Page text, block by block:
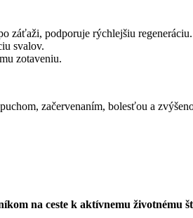
záťaži, podporuje rýchlejšiu regeneráciu.
svalov.
zotaveniu.
začervenaním, bolesťou a
na ceste k aktívnemu životnému